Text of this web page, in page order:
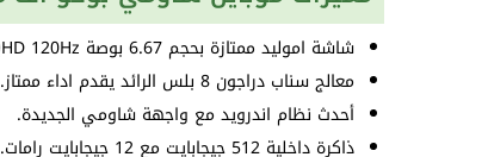
شاشة اموليد ممتازة بحجم 6.67 بوصة QHD 120Hz.
معالج سناب دراجون 8 بلس الرائد يقدم اداء ممتاز.
أحدث نظام اندرويد مع واجهة شاومي الجديدة.
ذاكرة داخلية 512 جيجابايت مع 12 جيجابايت رامات.